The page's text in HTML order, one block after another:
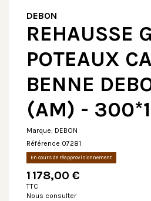
DEBON
REHAUSSE
POTEAUX
BENNE
(AM) -
Marque: DEBON
Référence 07281
En cours de réapprovisionnement
1 178,00 €
TTC
Nous consulter